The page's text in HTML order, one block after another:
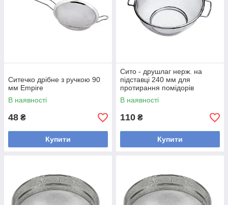
Ситечко дрібне з ручкою 90
мм Empire
В наявності
48 ₴
Купити
Сито - друшлаг нерж. на
підставці 240 мм для
протирання помідорів
EMPIRE
В наявності
110 ₴
Купити